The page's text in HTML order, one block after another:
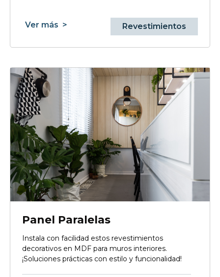
Ver más > Revestimientos
Panel Paralelas
Instala con facilidad estos revestimientos
decorativos en MDF para muros interiores.
¡Soluciones prácticas con estilo y funcionalidad!